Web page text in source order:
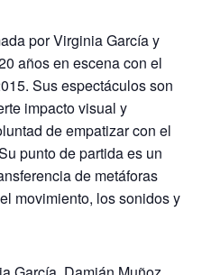
por Virginia García y
años en escena con el
Sus espectáculos son
impacto visual y
de empatizar con el
punto de partida es un
de metáforas
movimiento, los sonidos y